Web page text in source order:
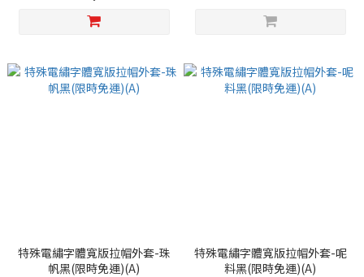
特殊電繡字體寬版拉帽外套-珠
帆黑(限時免運)(A)
特殊電繡字體寬版拉帽外套-呢
料黑(限時免運)(A)